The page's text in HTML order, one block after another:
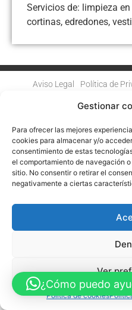
Gestionar
Para ofrecer las mejores
cookies para almacenar y/o
consentimiento de estas
el comportamiento de navegación
sitio. No consentir o retirar el
negativamente a ciertas
Ver
Política de cookies
Servicios de: limpieza
cortinas, edredones,
Aviso Legal Política de
Accesibilidad
FINANCIADO POR LA UNIÓN
MECANISMO DE
© Guia Telefónica de Empresas
¿Cómo puedo